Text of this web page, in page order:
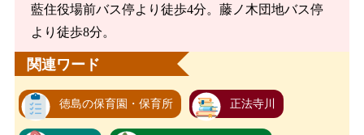
藍住役場前バス停より徒歩4分。藤ノ木団地バス停
より徒歩8分。
関連ワード
徳島の保育園・保育所 正法寺川